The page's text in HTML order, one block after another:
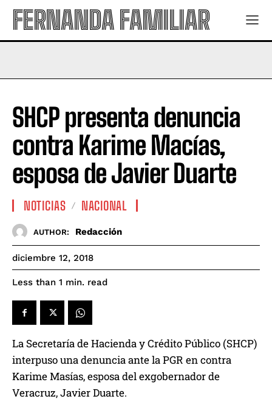
FERNANDA FAMILIAR
SHCP presenta denuncia
contra Karime Macías,
esposa de Javier Duarte
NOTICIAS NACIONAL
AUTHOR: Redacción
diciembre 12, 2018
Less than 1 min. read
La Secretaría de Hacienda y Crédito Público (SHCP)
interpuso una denuncia ante la PGR en contra
Karime Masías, esposa del exgobernador de
Veracruz, Javier Duarte.